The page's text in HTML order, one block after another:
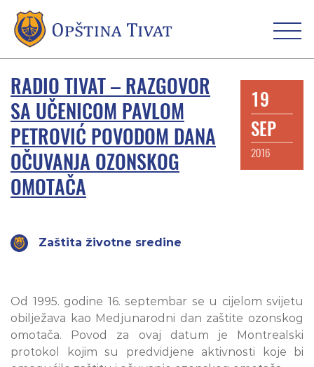
RADIO TIVAT – RAZGOVOR
SA UČENICOM PAVLOM
PETROVIĆ POVODOM DANA
OČUVANJA OZONSKOG
OMOTAČA
19
SEP
2016
Zaštita životne sredine
Od 1995. godine 16. septembar se u cijelom svijetu
obilježava kao Medjunarodni dan zaštite ozonskog
omotača. Povod za ovaj datum je Montrealski
protokol kojim su predvidjene aktivnosti koje bi